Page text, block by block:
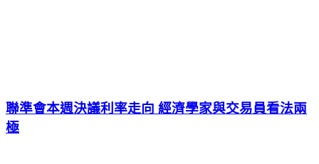
聯準會本週決議利率走向 經濟學家與交易員看法兩
極